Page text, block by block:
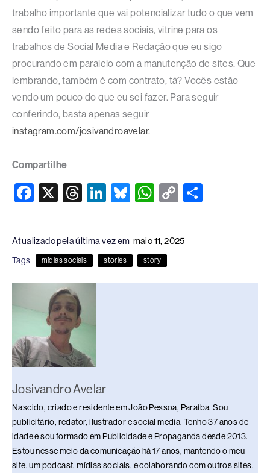
trabalho importante que vai potencializar tudo o que vem
sendo feito para as redes sociais, vitrine para os
trabalhos de Social Media e Redação que eu sigo
procurando em paralelo com a manutenção de sites. Que
lembrando, também é com contrato, tá? Vocês estão
vendo um pouco do que eu sei fazer. Para seguir
conferindo, basta apenas seguir
instagram.com/josivandroavelar.
Compartilhe
F
c
e
b
o
o
X
T
e
a
d
s
Li
e
dI
n
Bl
sk
y
W
s
A
p
C
p
y
n
Atualizado pela última vez em maio 11, 2025
Tags mídias sociais stories story
Josivandro Avelar
Nascido, criado e residente em João Pessoa, Paraíba. Sou
publicitário, redator, ilustrador e social media. Tenho 37 anos de
idade e sou formado em Publicidade e Propaganda desde 2013.
Estou nesse meio da comunicação há 17 anos, mantendo o meu
site, um podcast, mídias sociais, e colaborando com outros sites.